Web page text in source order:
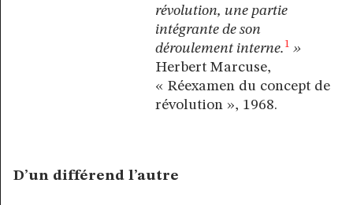
révolution, une partie
intégrante de son
déroulement interne. 1 »
Herbert Marcuse,
« Réexamen du concept de
révolution », 1968.
D’un différend l’autre